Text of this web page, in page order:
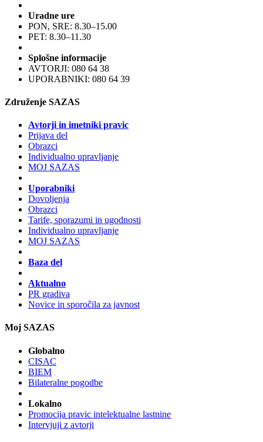
Uradne ure
PON, SRE: 8.30–15.00
PET: 8.30–11.30
Splošne informacije
AVTORJI: 080 64 38
UPORABNIKI: 080 64 39
Združenje SAZAS
Avtorji in imetniki pravic
Prijava del
Obrazci
Individualno upravljanje
MOJ SAZAS
Uporabniki
Dovoljenja
Obrazci
Tarife, sporazumi in ugodnosti
Individualno upravljanje
MOJ SAZAS
Baza del
Aktualno
PR gradiva
Novice in sporočila za javnost
Moj SAZAS
Globalno
CISAC
BIEM
Bilateralne pogodbe
Lokalno
Promocija pravic intelektualne lastnine
Intervjuji z avtorji